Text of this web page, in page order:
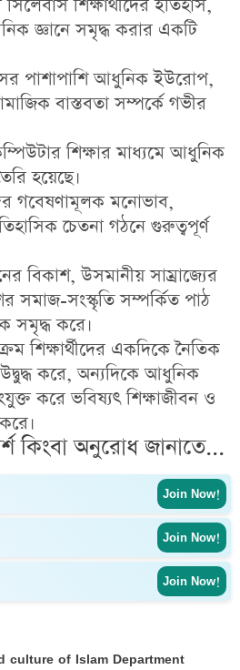
সিলেবাসশিক্ষার্থীদেরইতিহাস,
জ্ঞানে সমৃদ্ধ করার একটি
পাশাপাশি আধুনিক ইউরোপ,
বাস্তবতা সম্পর্কে গভীর
শিক্ষার মাধ্যমে আধুনিক
হয়েছে।
গবেষণামূলক মনোভাব,
চেতনা গঠনে গুরুত্বপূর্ণ
বিকাশ, উসমানীয় সাম্রাজ্যের
সমাজ-সংস্কৃতি সম্পর্কিত পাঠ
সমৃদ্ধ করে।
শিক্ষার্থীদের একদিকেনৈতিক
করে, অন্যদিকেআধুনিক
করে ভবিষ্যৎ শিক্ষাজীবন ও
কিংবা অনুরোধ জানাতে...
Join Now!
Join Now!
Join Now!
culture of Islam Department